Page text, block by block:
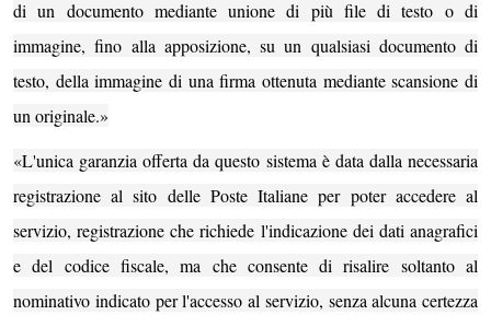
di un documento mediante unione di più file di testo o di
immagine, fino alla apposizione, su un qualsiasi documento di
testo, della immagine di una firma ottenuta mediante scansione di
un originale.»
«L'unica garanzia offerta da questo sistema è data dalla necessaria
registrazione al sito delle Poste Italiane per poter accedere al
servizio, registrazione che richiede l'indicazione dei dati anagrafici
e del codice fiscale, ma che consente di risalire soltanto al
nominativo indicato per l'accesso al servizio, senza alcuna certezza